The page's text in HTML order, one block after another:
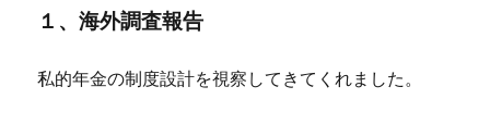
１、海外調査報告
私的年金の制度設計を視察してきてくれました。